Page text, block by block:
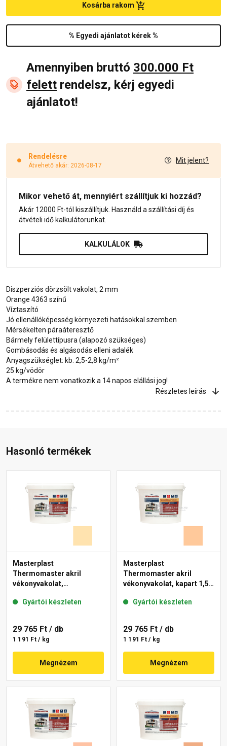
% Egyedi ajánlatot kérek %
Kosárba rakom
Amennyiben bruttó 300.000 Ft
felett rendelsz, kérj egyedi
ajánlatot!
Rendelésre
Átvehető akár: 2026-08-17
Mit jelent?
Mikor vehető át, mennyiért szállítjuk ki hozzád?
Akár 12000 Ft-tól kiszállítjuk. Használd a szállítási díj és
átvételi idő kalkulátorunkat.
KALKULÁLOK
Diszperziós dörzsölt vakolat, 2 mm
Orange 4363 színű
Víztaszító
Jó ellenállóképesség környezeti hatásokkal szemben
Mérsékelten páraáteresztő
Bármely felülettípusra (alapozó szükséges)
Gombásodás és algásodás elleni adalék
Anyagszükséglet: kb. 2,5-2,8 kg/m²
25 kg/vödör
A termékre nem vonatkozik a 14 napos elállási jog!
Részletes leírás
Hasonló termékek
Masterplast
Thermomaster akril
vékonyvakolat,
01-E 25 kg
Gyártói készleten
29 765 Ft / db
1 191 Ft / kg
Megnézem
Masterplast
Thermomaster akril
vékonyvakolat, kapart 1,5
Gyártói készleten
29 765 Ft / db
1 191 Ft / kg
Megnézem